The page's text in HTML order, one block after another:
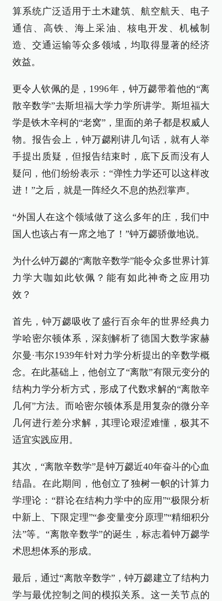
算系统广泛适用于土木建筑、航空航天、电子
通信、高铁、海上采油、核电开发、机械制
造、交通运输等众多领域，均取得显著的经济
效益。
更令人钦佩的是，1996年，钟万勰带着他的“离
散辛数学”去斯坦福大学力学所讲学。斯坦福大
学是铁木辛柯的“老窝”，里面的弟子都是权威人
物。报告会上，钟万勰刚讲几句话，就有人举
手提出质疑，但报告结束时，底下反而没有人
疑问，他们纷纷表示：“弹性力学还可以这样改
进！”之后，就是一阵经久不息的热烈掌声。
“外国人在这个领域做了这么多年的庄，我们中
国人也该占有一席之地了！”钟万勰骄傲地说。
为什么钟万勰的“离散辛数学”能令众多世界计算
力学大咖如此钦佩？能有如此神奇之应用功
效？
首先，钟万勰吸收了盛行百余年的世界经典力
学哈密尔顿体系，深刻解析了德国大数学家赫
尔曼·韦尔1939年针对力学分析提出的辛数学概
念。在此基础上，他创立了“离散”有限元变分的
结构力学分析方式，形成了代数求解的“离散辛
几何”方法。而哈密尔顿体系是用复杂的微分辛
几何进行差分求解，其理论艰涩难懂，极其不
适宜实践应用。
其次，“离散辛数学”是钟万勰近40年奋斗的心血
结晶。在此期间，他创立了独树一帜的计算力
学理论：“群论在结构力学中的应用”“极限分析
中新上、下限定理”“参变量变分原理”“精细积分
法”等。“离散辛数学”的诞生，标志着钟万勰学
术思想体系的形成。
最后，通过“离散辛数学”，钟万勰建立了结构力
学与最优控制之间的模拟关系。这一关节点的